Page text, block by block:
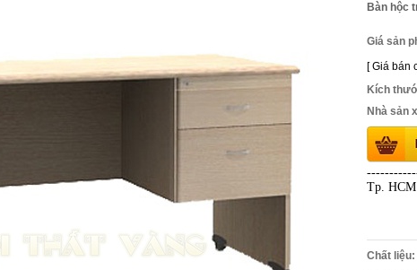
Bàn hộc
Giá sản
[ Giá bán
Kích
Nhà sản
Tp.
Chất liệu: